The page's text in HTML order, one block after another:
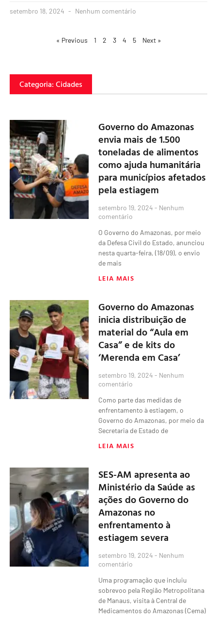
setembro 18, 2024 Nenhum comentário
« Previous 1 2 3 4 5 Next »
Categoria: Cidades
Governo do Amazonas
envia mais de 1.500
toneladas de alimentos
como ajuda humanitária
para municípios afetados
pela estiagem
setembro 19, 2024 Nenhum
comentário
O Governo do Amazonas, por meio
da Defesa Civil do Estado, anunciou
nesta quarta-feira, (18/09), o envio
de mais
LEIA MAIS
Governo do Amazonas
inicia distribuição de
material do “Aula em
Casa” e de kits do
‘Merenda em Casa’
setembro 19, 2024 Nenhum
comentário
Como parte das medidas de
enfrentamento à estiagem, o
Governo do Amazonas, por meio da
Secretaria de Estado de
LEIA MAIS
SES-AM apresenta ao
Ministério da Saúde as
ações do Governo do
Amazonas no
enfrentamento à
estiagem severa
setembro 19, 2024 Nenhum
comentário
Uma programação que incluiu
sobrevoo pela Região Metropolitana
de Manaus, visita à Central de
Medicamentos do Amazonas (Cema)